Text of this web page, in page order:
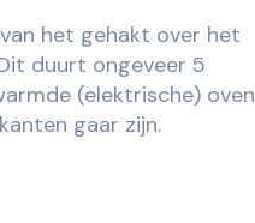
het gehakt over het
duurt ongeveer 5
(elektrische) oven
gaar zijn.